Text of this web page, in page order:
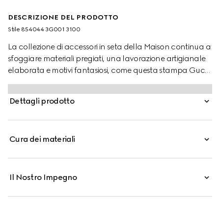
DESCRIZIONE DEL PRODOTTO
Stile ‎854044 3G001 3100
La collezione di accessori in seta della Maison continua a
sfoggiare materiali pregiati, una lavorazione artigianale
elaborata e motivi fantasiosi, come questa stampa Gucci
Boutique.
Dettagli prodotto
Cura dei materiali
Il Nostro Impegno